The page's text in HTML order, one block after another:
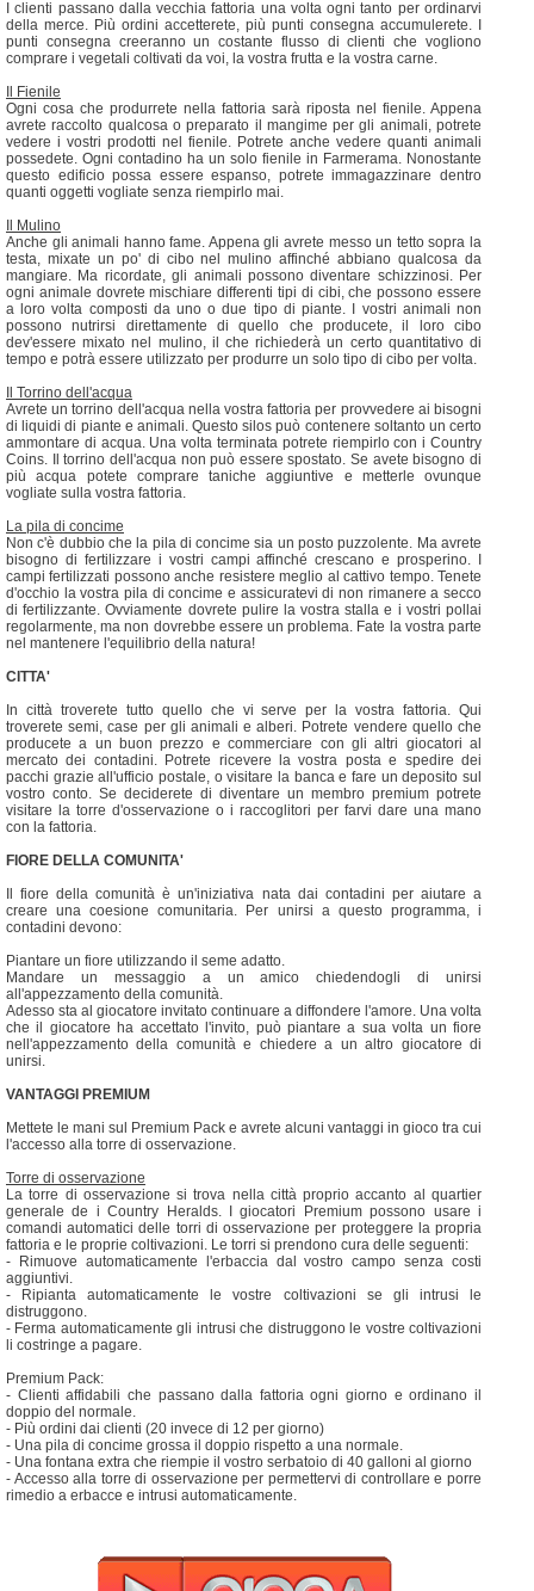
I clienti passano dalla vecchia fattoria una volta ogni tanto per ordinarvi
della merce. Più ordini accetterete, più punti consegna accumulerete. I
punti consegna creeranno un costante flusso di clienti che vogliono
comprare i vegetali coltivati da voi, la vostra frutta e la vostra carne.
Il Fienile
Ogni cosa che produrrete nella fattoria sarà riposta nel fienile. Appena
avrete raccolto qualcosa o preparato il mangime per gli animali, potrete
vedere i vostri prodotti nel fienile. Potrete anche vedere quanti animali
possedete. Ogni contadino ha un solo fienile in Farmerama. Nonostante
questo edificio possa essere espanso, potrete immagazzinare dentro
quanti oggetti vogliate senza riempirlo mai.
Il Mulino
Anche gli animali hanno fame. Appena gli avrete messo un tetto sopra la
testa, mixate un po' di cibo nel mulino affinché abbiano qualcosa da
mangiare. Ma ricordate, gli animali possono diventare schizzinosi. Per
ogni animale dovrete mischiare differenti tipi di cibi, che possono essere
a loro volta composti da uno o due tipo di piante. I vostri animali non
possono nutrirsi direttamente di quello che producete, il loro cibo
dev'essere mixato nel mulino, il che richiederà un certo quantitativo di
tempo e potrà essere utilizzato per produrre un solo tipo di cibo per volta.
Il Torrino dell'acqua
Avrete un torrino dell'acqua nella vostra fattoria per provvedere ai bisogni
di liquidi di piante e animali. Questo silos può contenere soltanto un certo
ammontare di acqua. Una volta terminata potrete riempirlo con i Country
Coins. Il torrino dell'acqua non può essere spostato. Se avete bisogno di
più acqua potete comprare taniche aggiuntive e metterle ovunque
vogliate sulla vostra fattoria.
La pila di concime
Non c'è dubbio che la pila di concime sia un posto puzzolente. Ma avrete
bisogno di fertilizzare i vostri campi affinché crescano e prosperino. I
campi fertilizzati possono anche resistere meglio al cattivo tempo. Tenete
d'occhio la vostra pila di concime e assicuratevi di non rimanere a secco
di fertilizzante. Ovviamente dovrete pulire la vostra stalla e i vostri pollai
regolarmente, ma non dovrebbe essere un problema. Fate la vostra parte
nel mantenere l'equilibrio della natura!
CITTA'
In città troverete tutto quello che vi serve per la vostra fattoria. Qui
troverete semi, case per gli animali e alberi. Potrete vendere quello che
producete a un buon prezzo e commerciare con gli altri giocatori al
mercato dei contadini. Potrete ricevere la vostra posta e spedire dei
pacchi grazie all'ufficio postale, o visitare la banca e fare un deposito sul
vostro conto. Se deciderete di diventare un membro premium potrete
visitare la torre d'osservazione o i raccoglitori per farvi dare una mano
con la fattoria.
FIORE DELLA COMUNITA'
Il fiore della comunità è un'iniziativa nata dai contadini per aiutare a
creare una coesione comunitaria. Per unirsi a questo programma, i
contadini devono:
Piantare un fiore utilizzando il seme adatto.
Mandare un messaggio a un amico chiedendogli di unirsi
all'appezzamento della comunità.
Adesso sta al giocatore invitato continuare a diffondere l'amore. Una volta
che il giocatore ha accettato l'invito, può piantare a sua volta un fiore
nell'appezzamento della comunità e chiedere a un altro giocatore di
unirsi.
VANTAGGI PREMIUM
Mettete le mani sul Premium Pack e avrete alcuni vantaggi in gioco tra cui
l'accesso alla torre di osservazione.
Torre di osservazione
La torre di osservazione si trova nella città proprio accanto al quartier
generale de i Country Heralds. I giocatori Premium possono usare i
comandi automatici delle torri di osservazione per proteggere la propria
fattoria e le proprie coltivazioni. Le torri si prendono cura delle seguenti:
- Rimuove automaticamente l'erbaccia dal vostro campo senza costi
aggiuntivi.
- Ripianta automaticamente le vostre coltivazioni se gli intrusi le
distruggono.
- Ferma automaticamente gli intrusi che distruggono le vostre coltivazioni
li costringe a pagare.
Premium Pack:
- Clienti affidabili che passano dalla fattoria ogni giorno e ordinano il
doppio del normale.
- Più ordini dai clienti (20 invece di 12 per giorno)
- Una pila di concime grossa il doppio rispetto a una normale.
- Una fontana extra che riempie il vostro serbatoio di 40 galloni al giorno
- Accesso alla torre di osservazione per permettervi di controllare e porre
rimedio a erbacce e intrusi automaticamente.